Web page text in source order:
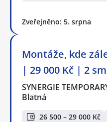
Zveřejněno: 5. srpna
Montáže, kde
| 29 000 Kč | 2
SYNERGIE
Blatná
26 500 – 29 000 Kč